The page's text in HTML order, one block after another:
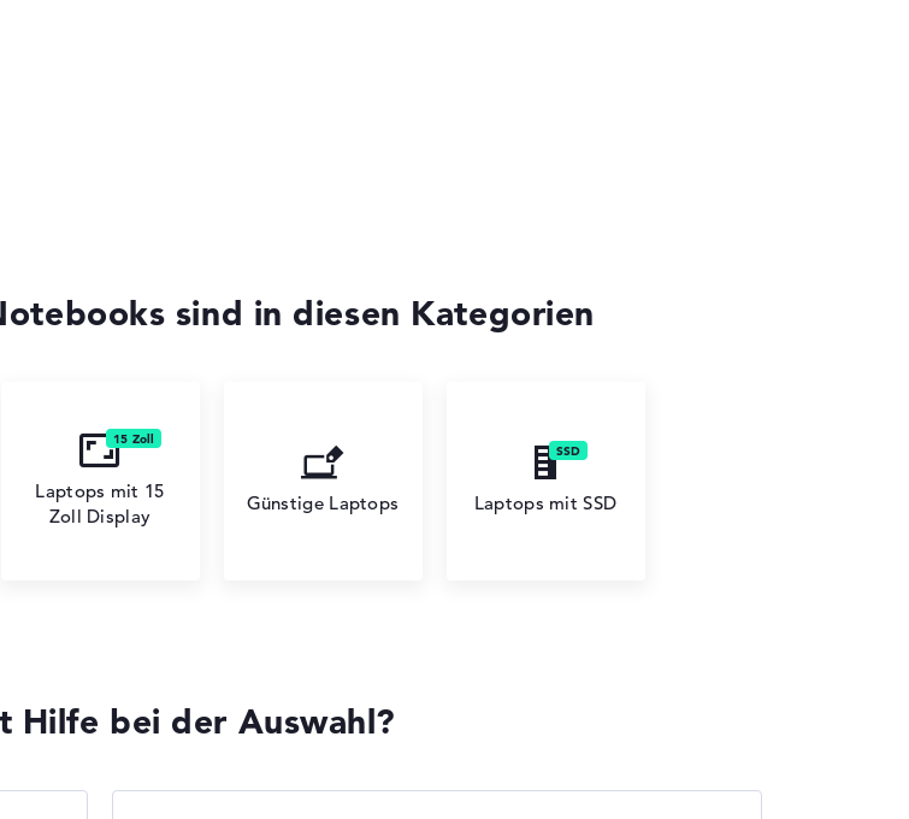
sind in diesen Kategorien
Laptops mit 15
Zoll Display
Günstige Laptops Laptops mit SSD
Hilfe bei der Auswahl?